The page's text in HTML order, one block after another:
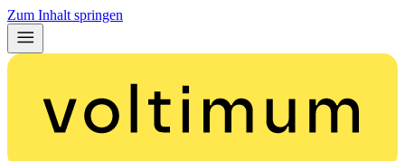
Zum Inhalt springen